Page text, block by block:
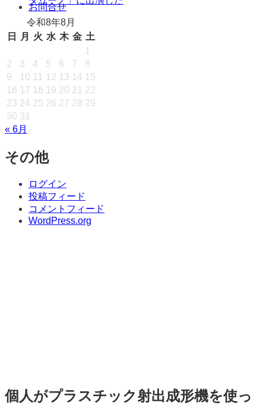
プ
お問合せ
令和8年8月
日
月 火 水 木 金 土
1
2
3 4 5 6 7
8
9
10 11 12 13 14 15
16 17 18 19 20 21 22
23 24 25 26 27 28 29
30 31
« 6月
その他
ログイン
投稿フィード
コメントフィード
WordPress.org
個人がプラスチック射出成形機を使っ